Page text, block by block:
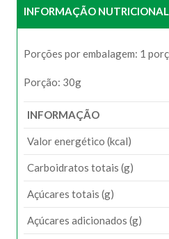
INFORMAÇÃO NUTRICIONAL
Porções por embalagem: 1
Porção: 30g
INFORMAÇÃO
Valor energético (kcal)
Carboidratos totais (g)
Açúcares totais (g)
Açúcares adicionados (g)